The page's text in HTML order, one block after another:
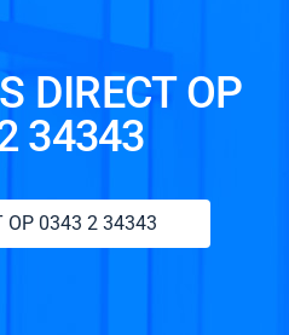
DIRECT OP
34343
OP 0343 2 34343